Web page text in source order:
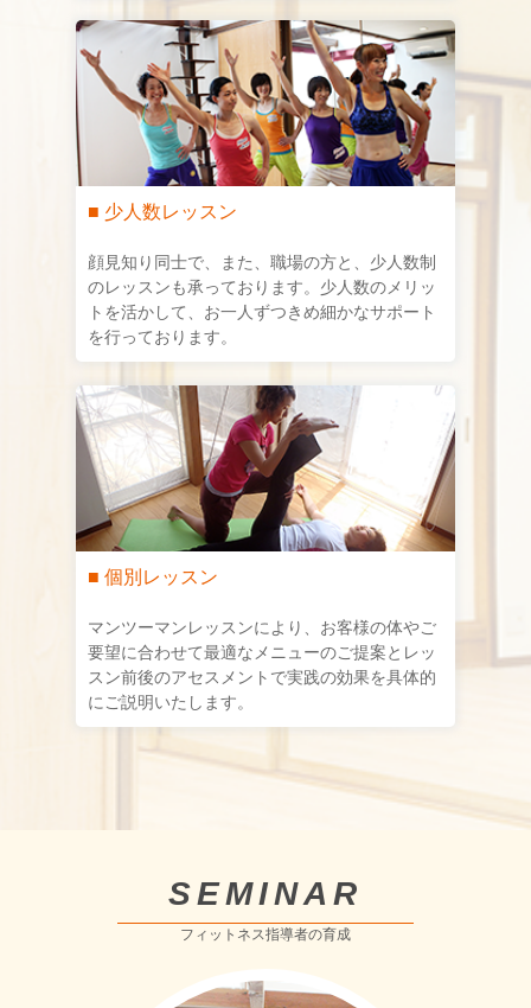
■ 少人数レッスン
顔見知り同士で、また、職場の方と、少人数制
のレッスンも承っております。少人数のメリッ
トを活かして、お一人ずつきめ細かなサポート
を行っております。
■ 個別レッスン
マンツーマンレッスンにより、お客様の体やご
要望に合わせて最適なメニューのご提案とレッ
スン前後のアセスメントで実践の効果を具体的
にご説明いたします。
SEMINAR
フィットネス指導者の育成